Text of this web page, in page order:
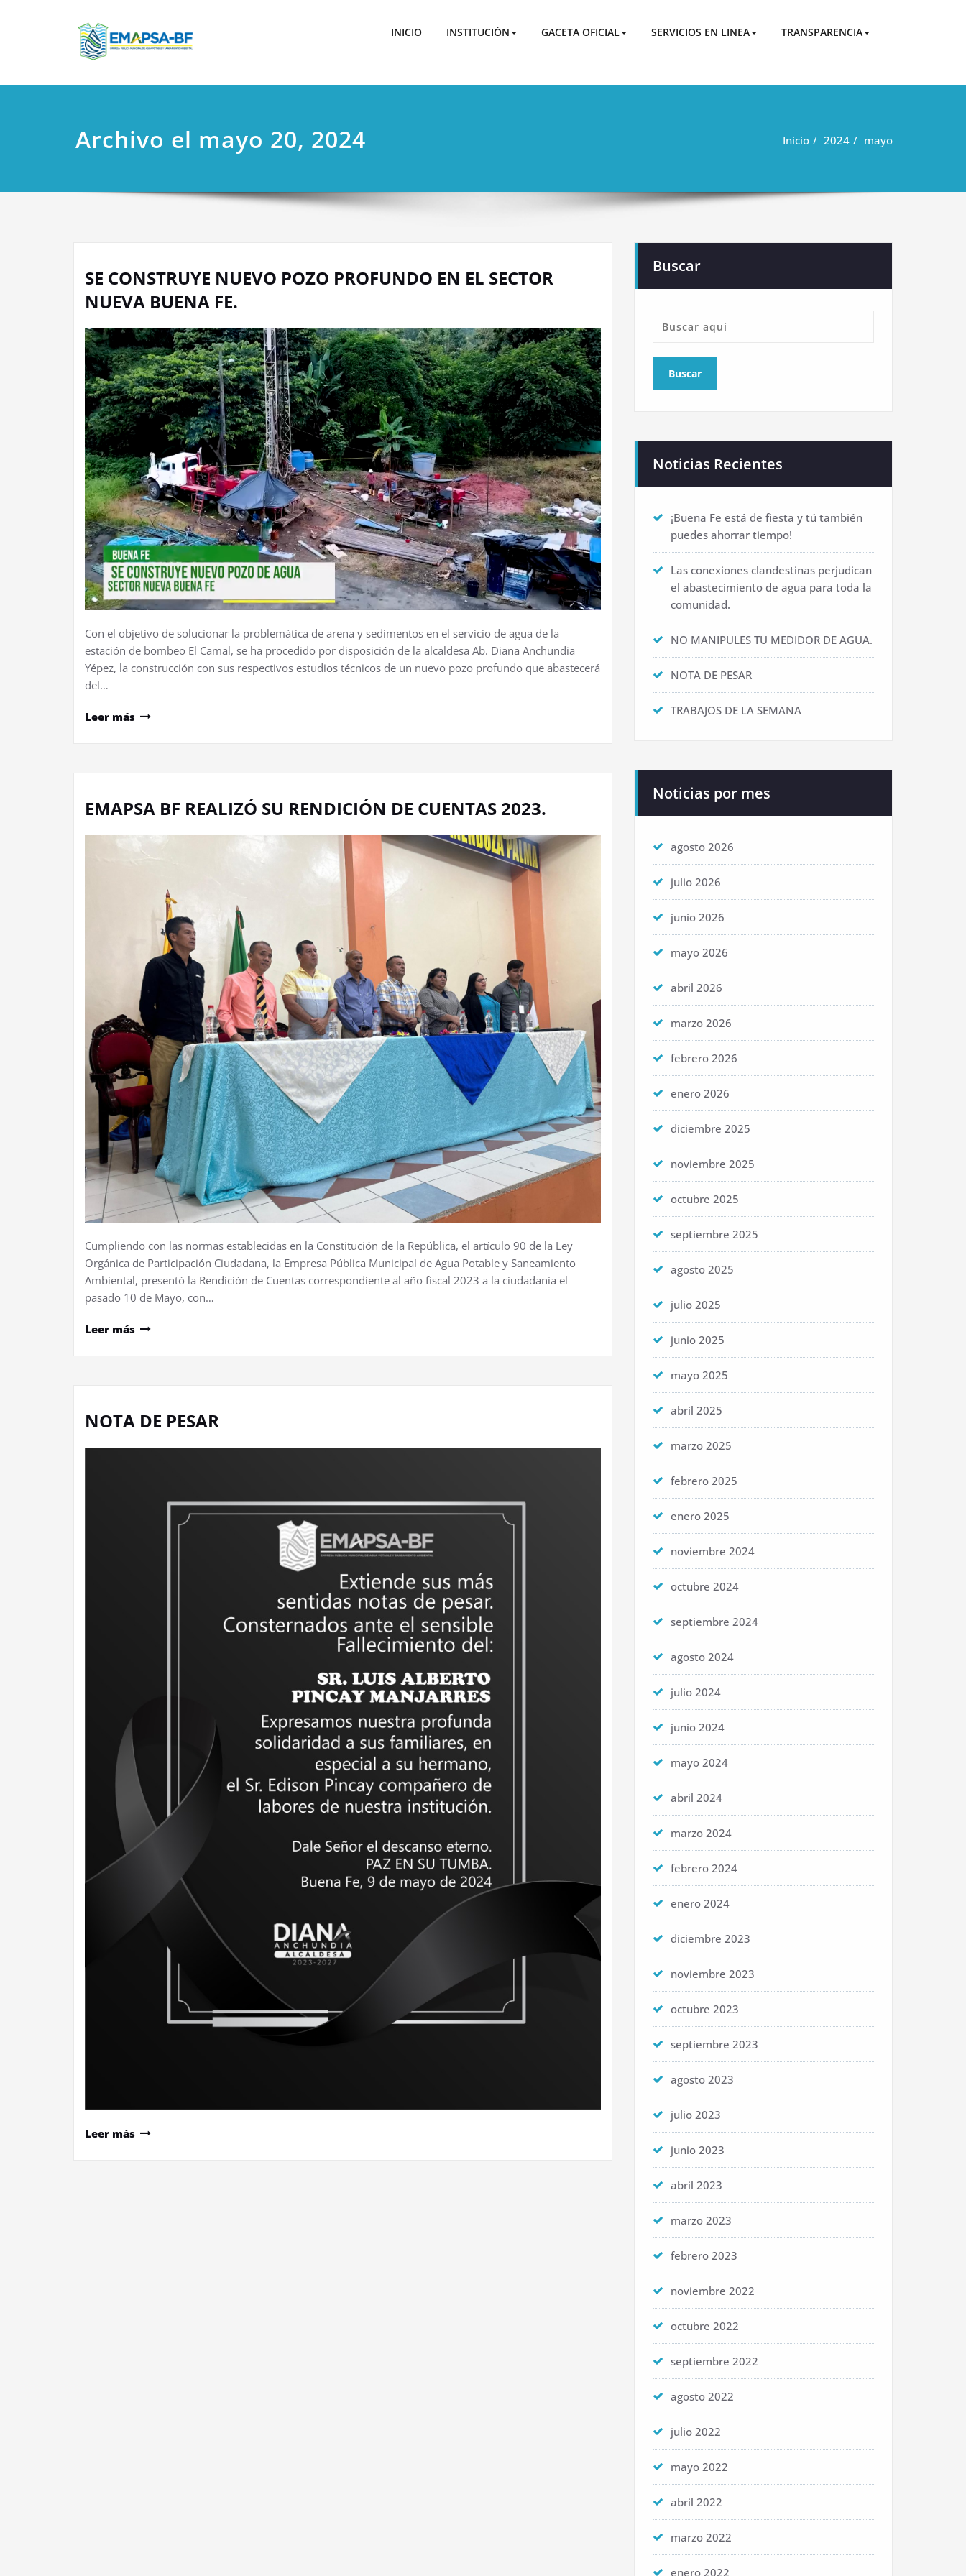
INICIO INSTITUCIÓN GACETA OFICIAL SERVICIOS EN LINEA TRANSPARENCIA
Archivo el mayo 20, 2024 Inicio 2024 mayo
SE CONSTRUYE NUEVO POZO PROFUNDO EN EL SECTOR
NUEVA BUENA FE.
Con el objetivo de solucionar la problemática de arena y sedimentos en el servicio de agua de la
estación de bombeo El Camal, se ha procedido por disposición de la alcaldesa Ab. Diana Anchundia
Yépez, la construcción con sus respectivos estudios técnicos de un nuevo pozo profundo que abastecerá
del…
Leer más
EMAPSA BF REALIZÓ SU RENDICIÓN DE CUENTAS 2023.
Cumpliendo con las normas establecidas en la Constitución de la República, el artículo 90 de la Ley
Orgánica de Participación Ciudadana, la Empresa Pública Municipal de Agua Potable y Saneamiento
Ambiental, presentó la Rendición de Cuentas correspondiente al año fiscal 2023 a la ciudadanía el
pasado 10 de Mayo, con…
Leer más
NOTA DE PESAR
Leer más
Buscar
Noticias Recientes
¡Buena Fe está de fiesta y tú también
puedes ahorrar tiempo!
Las conexiones clandestinas perjudican
el abastecimiento de agua para toda la
comunidad.
NO MANIPULES TU MEDIDOR DE AGUA.
NOTA DE PESAR
TRABAJOS DE LA SEMANA
Noticias por mes
agosto 2026
julio 2026
junio 2026
mayo 2026
abril 2026
marzo 2026
febrero 2026
enero 2026
diciembre 2025
noviembre 2025
octubre 2025
septiembre 2025
agosto 2025
julio 2025
junio 2025
mayo 2025
abril 2025
marzo 2025
febrero 2025
enero 2025
noviembre 2024
octubre 2024
septiembre 2024
agosto 2024
julio 2024
junio 2024
mayo 2024
abril 2024
marzo 2024
febrero 2024
enero 2024
diciembre 2023
noviembre 2023
octubre 2023
septiembre 2023
agosto 2023
julio 2023
junio 2023
abril 2023
marzo 2023
febrero 2023
noviembre 2022
octubre 2022
septiembre 2022
agosto 2022
julio 2022
mayo 2022
abril 2022
marzo 2022
enero 2022